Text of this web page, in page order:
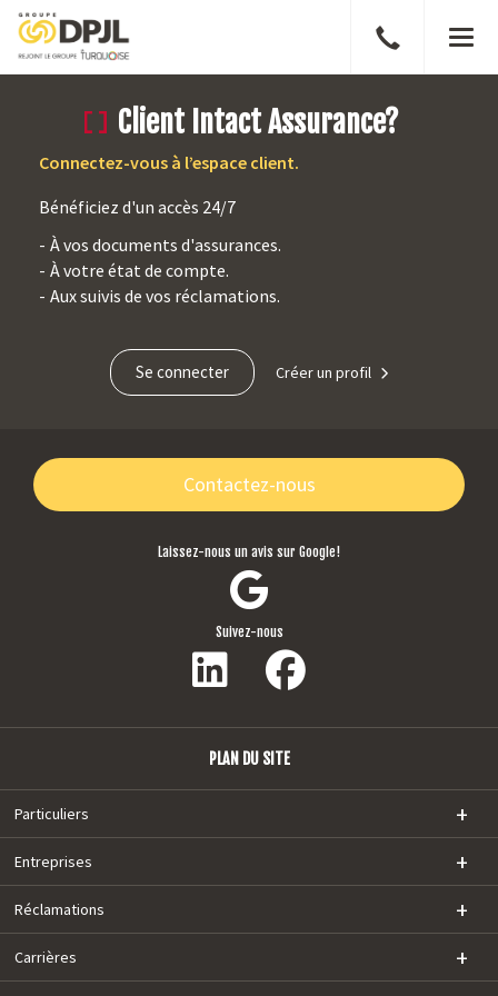
à
Contactez-nous
Client Intact Assurance?
Connectez-vous à l’espace client.
Bénéficiez d'un accès 24/7
À vos documents d'assurances.
À votre état de compte.
Aux suivis de vos réclamations.
Se connecter Créer un profil
Laissez-nous un avis sur Google!
Suivez-nous
PLAN DU SITE
Particuliers
Entreprises
Réclamations
Carrières